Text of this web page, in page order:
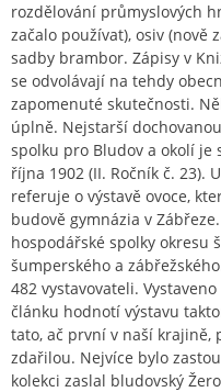
rozdělování průmyslových
začalo používat), osiv (nově
sadby brambor. Zápisy v
se odvolávají na tehdy
zapomenuté skutečnosti.
úplně. Nejstarší
spolku pro Bludov a okolí je
října 1902 (II. Ročník č. 23).
referuje o výstavě ovoce,
budově gymnázia v
hospodářské spolky okresu
šumperského a
482 vystavovateli.
článku hodnotí výstavu
tato, ač první v naší krajině,
zdařilou. Nejvíce bylo
kolekci zaslal bludovský